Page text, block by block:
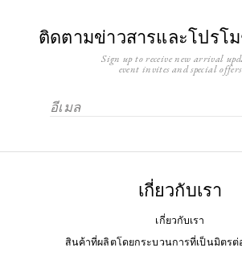
ติดตามข่าวสารและโปรโ
Sign up to receive new arrival
event invites and special offers
เกี่ยวกับเรา
เกี่ยวกับเรา
สินค้าที่ผลิตโดยกระบวนการที่เป็นมิตร